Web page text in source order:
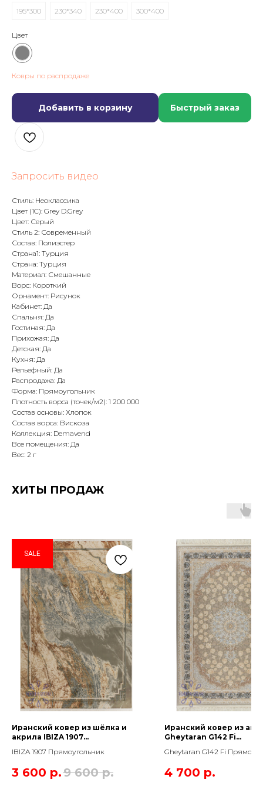
195*300 230*340 230*400 300*400
Цвет
Ковры по распродаже
Добавить в корзину Быстрый заказ
Запросить видео
Стиль: Неоклассика
Цвет (1C): Grey D.Grey
Цвет: Серый
Стиль 2: Современный
Состав: Полиэстер
Страна1: Турция
Страна: Турция
Материал: Смешанные
Ворс: Короткий
Орнамент: Рисунок
Кабинет: Да
Спальня: Да
Гостиная: Да
Прихожая: Да
Детская: Да
Кухня: Да
Рельефный: Да
Распродажа: Да
Форма: Прямоугольник
Плотность ворса (точек/м2): 1 200 000
Состав основы: Хлопок
Состав ворса: Вискоза
Коллекция: Demavend
Все помещения: Да
Вес: 2 г
ХИТЫ ПРОДАЖ
SALE
Иранский ковер из шёлка и
акрила IBIZA 1907
IBIZA 1907 Прямоугольник
3 600 р.9 600 р.
Иранский ковер из
Gheytaran G142 Fi
Gheytaran G142 Fi
4 700 р.